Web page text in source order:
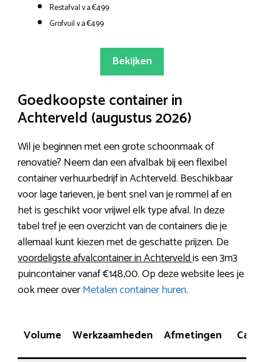
Restafval v.a.€499
Grofvuil v.a.€499
Bekijken
Goedkoopste container in
Achterveld (augustus 2026)
Wil je beginnen met een grote schoonmaak of
renovatie? Neem dan een afvalbak bij een flexibel
container verhuurbedrijf in Achterveld. Beschikbaar
voor lage tarieven, je bent snel van je rommel af en
het is geschikt voor vrijwel elk type afval. In deze
tabel tref je een overzicht van de containers die je
allemaal kunt kiezen met de geschatte prijzen. De
voordeligste afvalcontainer in Achterveldis een 3m3
puincontainer vanaf €148,00. Op deze website lees je
ook meer overMetalen container huren.
Volume Werkzaamheden Afmetingen